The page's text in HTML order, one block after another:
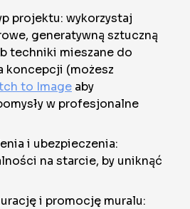
projektu: wykorzystaj
generatywną sztuczną
techniki mieszane do
koncepcji (możesz
to Image aby
w profesjonalne
i ubezpieczenia:
na starcie, by uniknąć
i promocję muralu: